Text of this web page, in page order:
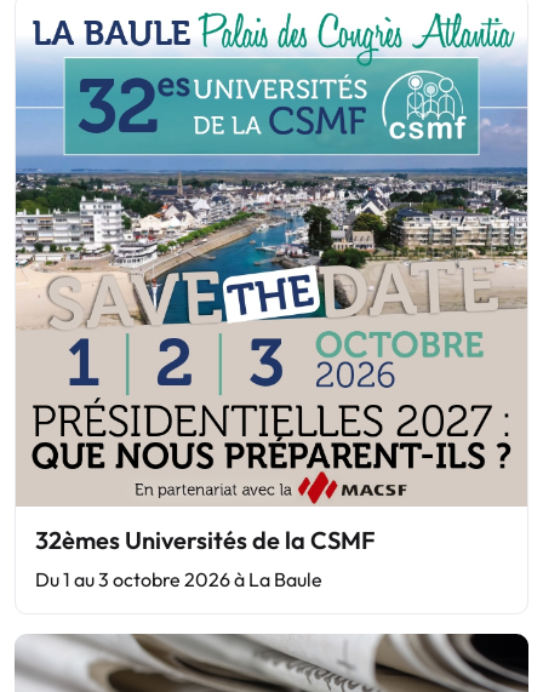
32èmes Universités de la CSMF
Du 1 au 3 octobre 2026 à La Baule